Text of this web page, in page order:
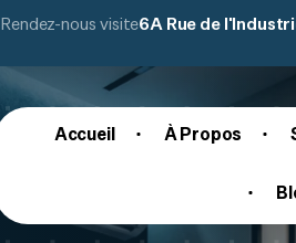
Rendez-nous visite6A Rue de
Accueil À Propos